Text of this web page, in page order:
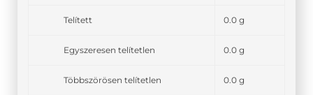
Telített 0.0 g
Egyszeresen telítetlen 0.0 g
Többszörösen telítetlen 0.0 g